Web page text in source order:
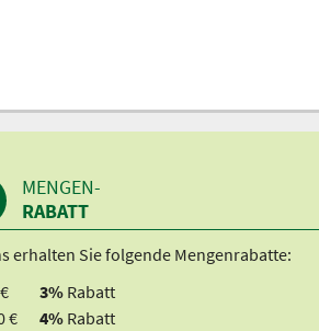
MENGEN-
RABATT
erhalten Sie folgende Mengenrabatte:
3% Rabatt
€
4% Rabatt